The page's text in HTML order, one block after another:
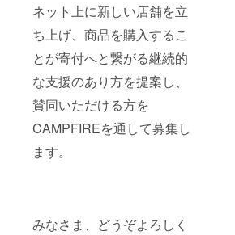
ネット上に新しい店舗を立
ち上げ、商品を購入するこ
とが寄付へと繋がる継続的
な支援のあり方を提案し、
賛同いただける方を
CAMPFIREを通して募集し
ます。
みなさま、どうぞよろしく